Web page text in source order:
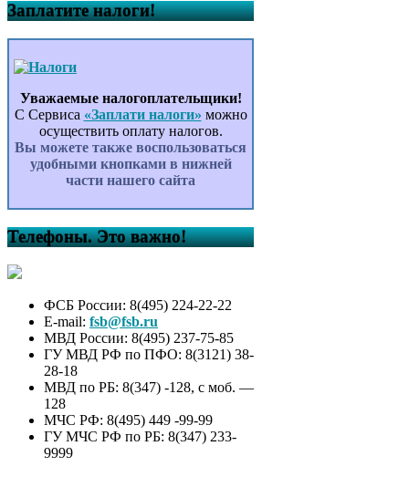
Заплатите налоги!
Уважаемые налогоплательщики!
С Сервиса «Заплати налоги» можно
осуществить оплату налогов.
Вы можете также воспользоваться
удобными кнопками в нижней
части нашего сайта
Телефоны. Это важно!
ФСБ России: 8(495) 224-22-22
E-mail: fsb@fsb.ru
МВД России: 8(495) 237-75-85
ГУ МВД РФ по ПФО: 8(3121) 38-
28-18
МВД по РБ: 8(347) -128, с моб. —
128
МЧС РФ: 8(495) 449 -99-99
ГУ МЧС РФ по РБ: 8(347) 233-
9999